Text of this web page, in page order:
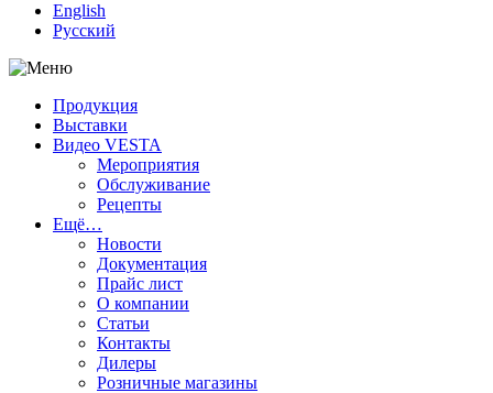
English
Русский
Продукция
Выставки
Видео VESTA
Мероприятия
Обслуживание
Рецепты
Ещё…
Новости
Документация
Прайс лист
О компании
Статьи
Контакты
Дилеры
Розничные магазины